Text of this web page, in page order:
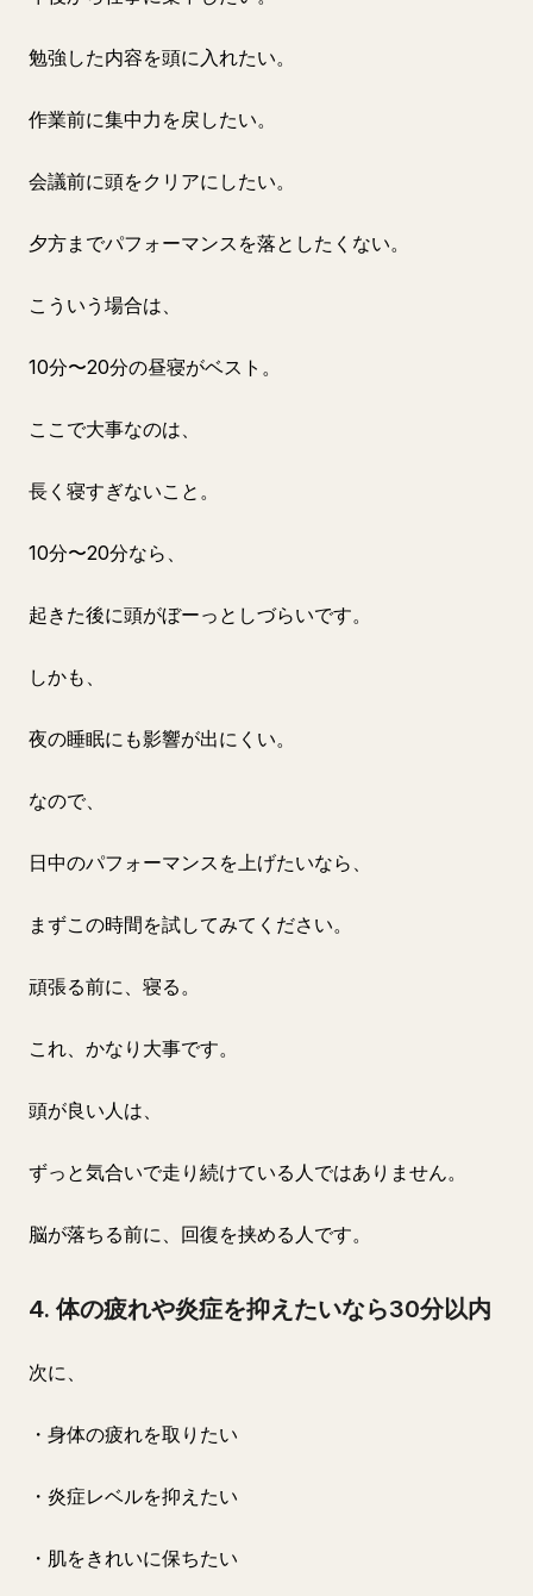
勉強した内容を頭に入れたい。
作業前に集中力を戻したい。
会議前に頭をクリアにしたい。
夕方までパフォーマンスを落としたくない。
こういう場合は、
10分〜20分の昼寝がベスト。
ここで大事なのは、
長く寝すぎないこと。
10分〜20分なら、
起きた後に頭がぼーっとしづらいです。
しかも、
夜の睡眠にも影響が出にくい。
なので、
日中のパフォーマンスを上げたいなら、
まずこの時間を試してみてください。
頑張る前に、寝る。
これ、かなり大事です。
頭が良い人は、
ずっと気合いで走り続けている人ではありません。
脳が落ちる前に、回復を挟める人です。
4. 体の疲れや炎症を抑えたいなら30分以内
次に、
・身体の疲れを取りたい
・炎症レベルを抑えたい
・肌をきれいに保ちたい